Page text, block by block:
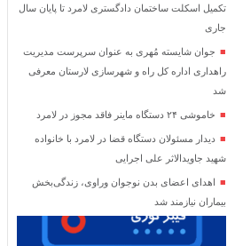
تکمیل اسکلت ساختمان دادگستری لامرد تا پایان سال
جاری
جوان شایسته مُهری به عنوان سرپرست مدیریت
راهداری اداره کل راه و شهرسازی لارستان معرفی
شد
خاموشی ۲۴ دستگاه ماینر فاقد مجوز در لامرد
دیدار مسئولان دستگاه قضا در لامرد با خانواده
شهید جاویدالاثر علی اجرایی
اهدای اعضای بدن نوجوان وراوی، زندگی‌بخش
بیماران نیازمند شد